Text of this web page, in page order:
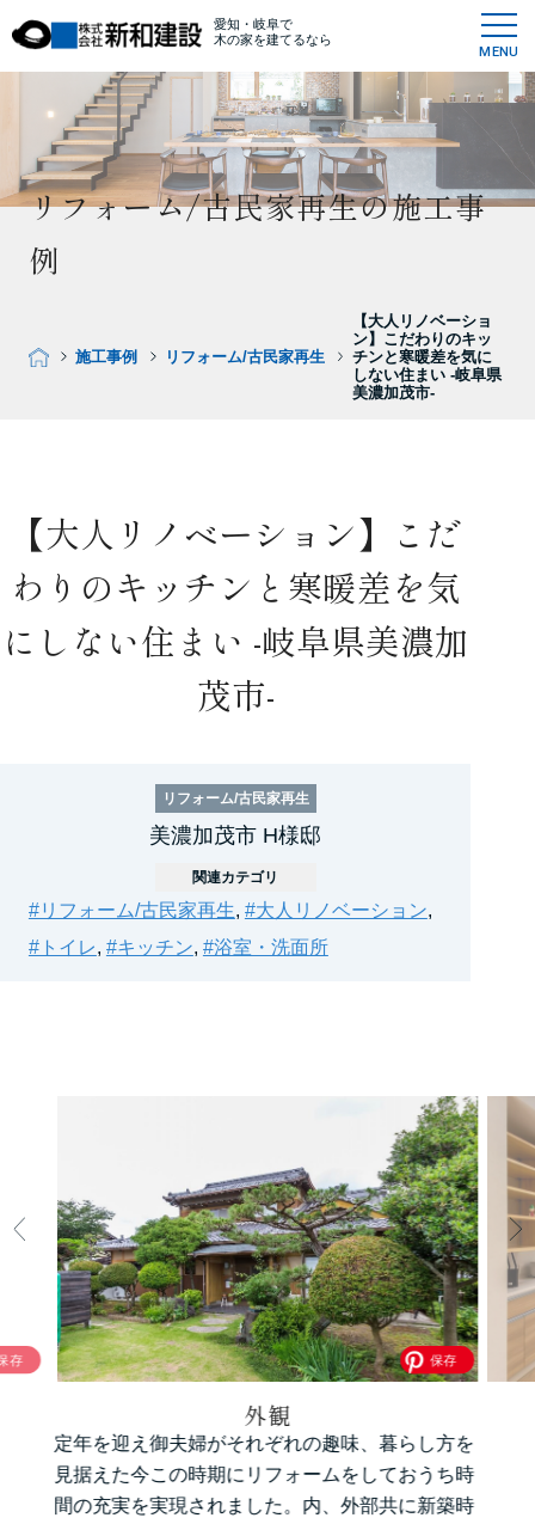
愛知・岐阜で
木の家を建てるなら
MENU
リフォーム/古民家再生の施工事
例
施工事例 リフォーム/古民家再生
【大人リノベーショ
ン】こだわりのキッ
チンと寒暖差を気に
しない住まい -岐阜県
美濃加茂市-
【大人リノベーション】こだ
わりのキッチンと寒暖差を気
にしない住まい -岐阜県美濃加
茂市-
リフォーム/古民家再生
美濃加茂市 H様邸
関連カテゴリ
#リフォーム/古民家再生, #大人リノベーション,
#トイレ, #キッチン, #浴室・洗面所
外観
定年を迎え御夫婦がそれぞれの趣味、暮らし方を
見据えた今この時期にリフォームをしておうち時
間の充実を実現されました。内、外部共に新築時